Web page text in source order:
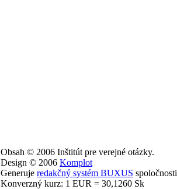
Obsah © 2006 Inštitút pre verejné otázky.
Design © 2006 Komplot
Generuje redakčný systém BUXUS
Konverzný kurz: 1 EUR = 30,1260 Sk